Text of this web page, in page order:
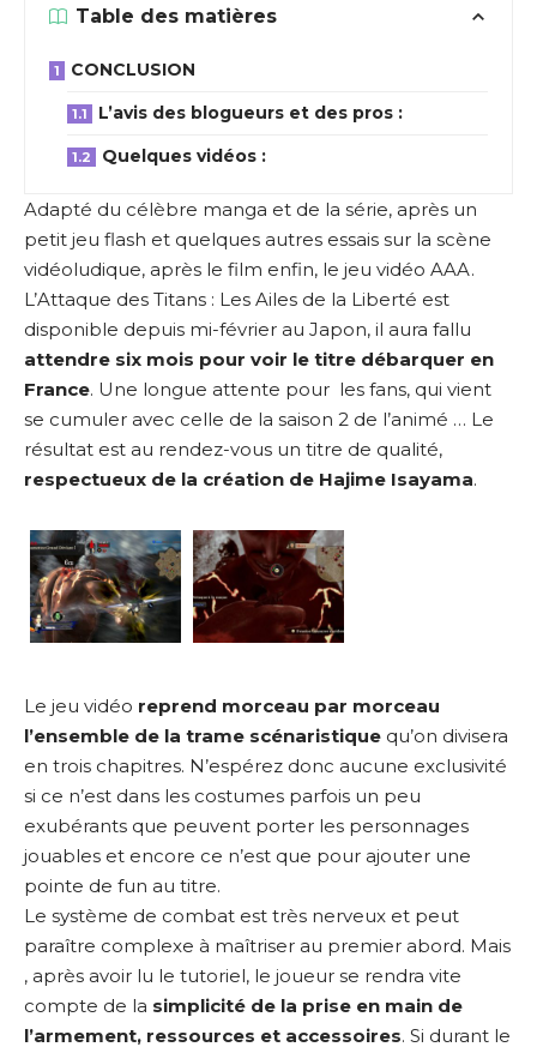
Table des matières
CONCLUSION
L’avis des blogueurs et des pros :
Quelques vidéos :
Adapté du célèbre manga et de la série, après un
petit jeu flash et quelques autres essais sur la scène
vidéoludique, après le film enfin, le jeu vidéo AAA.
L’Attaque des Titans : Les Ailes de la Liberté est
disponible depuis mi-février au Japon, il aura fallu
attendre six mois pour voir le titre débarquer en
France. Une longue attente pour les fans, qui vient
se cumuler avec celle de la saison 2 de l’animé … Le
résultat est au rendez-vous un titre de qualité,
respectueux de la création de Hajime Isayama.
Le jeu vidéo reprend morceau par morceau
l’ensemble de la trame scénaristique qu’on divisera
en trois chapitres. N’espérez donc aucune exclusivité
si ce n’est dans les costumes parfois un peu
exubérants que peuvent porter les personnages
jouables et encore ce n’est que pour ajouter une
pointe de fun au titre.
Le système de combat est très nerveux et peut
paraître complexe à maîtriser au premier abord. Mais
, après avoir lu le tutoriel, le joueur se rendra vite
compte de la simplicité de la prise en main de
l’armement, ressources et accessoires. Si durant le